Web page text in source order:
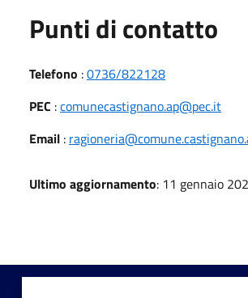
Punti di contatto
Telefono :0736/822128
PEC :comunecastignano.ap@pec.it
Email :
Ultimo aggiornamento: 11 gennaio